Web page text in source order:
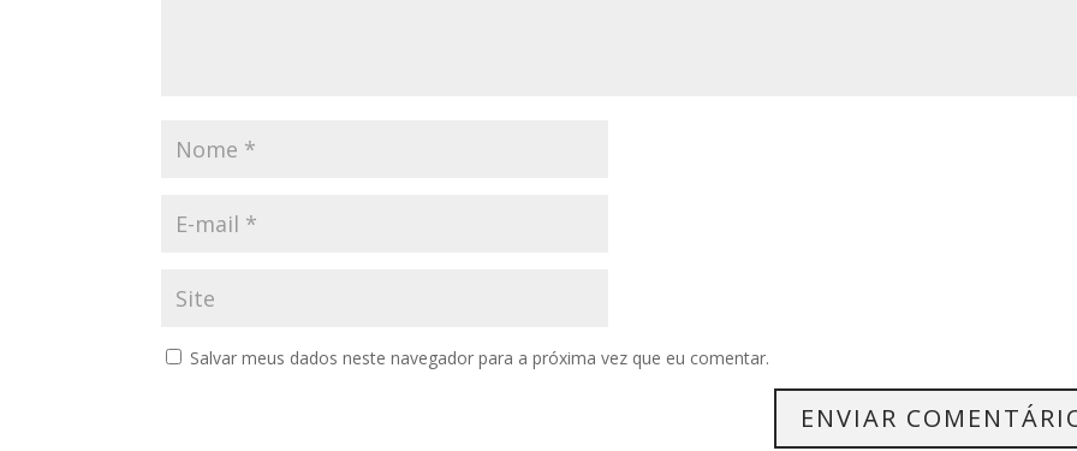
Salvar meus dados neste navegador para a próxima vez que eu comentar.